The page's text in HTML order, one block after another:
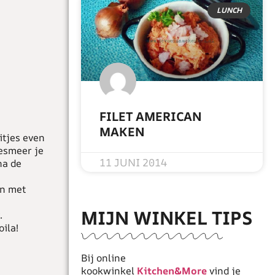
even
je
de
met
LUNCH
FILET AMERICAN
MAKEN
11 JUNI 2014
MIJN WINKEL TIPS
Bij online
kookwinkel Kitchen&Morevind je